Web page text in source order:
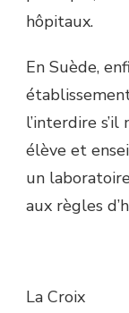
hôpitaux.
En Suède,
l’interdire
élève et
un
aux règles
La Croix